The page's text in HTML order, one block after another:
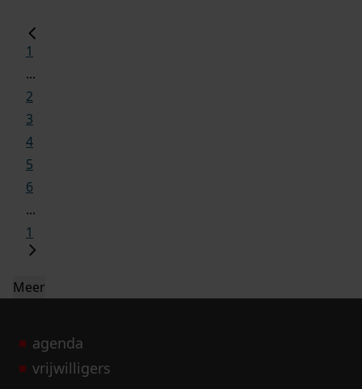
1
...
2
3
4
5
6
...
1
Meer
agenda
vrijwilligers